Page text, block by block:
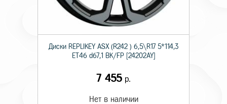
Диски RЕPLIKEY ASX (R242 ) 6,5\R17 5*114,3
ET46 d67,1 BK/FP [24202AY]
7 455 р.
Нет в наличии